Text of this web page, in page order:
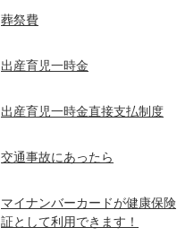
葬祭費
出産育児一時金
出産育児一時金直接支払制度
交通事故にあったら
マイナンバーカードが健康保険
証として利用できます！